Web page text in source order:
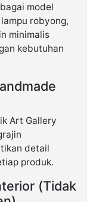
model
robyong,
minimalis
kebutuhan
Art Gallery
detail
produk.
(Tidak